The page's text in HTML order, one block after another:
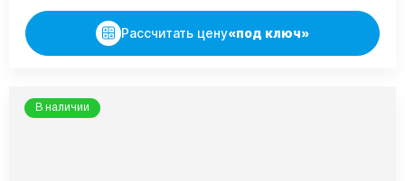
Рассчитать цену«под ключ»
В наличии